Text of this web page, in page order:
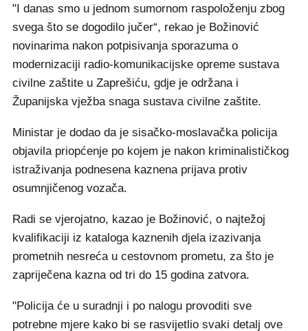
"I danas smo u jednom sumornom raspoloženju zbog
svega što se dogodilo jučer“, rekao je Božinović
novinarima nakon potpisivanja sporazuma o
modernizaciji radio-komunikacijske opreme sustava
civilne zaštite u Zaprešiću, gdje je održana i
Županijska vježba snaga sustava civilne zaštite.
Ministar je dodao da je sisačko-moslavačka policija
objavila priopćenje po kojem je nakon kriminalističkog
istraživanja podnesena kaznena prijava protiv
osumnjičenog vozača.
Radi se vjerojatno, kazao je Božinović, o najtežoj
kvalifikaciji iz kataloga kaznenih djela izazivanja
prometnih nesreća u cestovnom prometu, za što je
zapriječena kazna od tri do 15 godina zatvora.
"Policija će u suradnji i po nalogu provoditi sve
potrebne mjere kako bi se rasvijetlio svaki detalj ove